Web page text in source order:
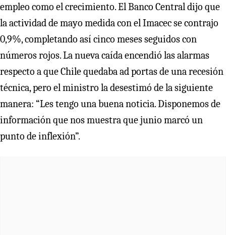
empleo como el crecimiento. El Banco Central dijo que
la actividad de mayo medida con el Imacec se contrajo
0,9%, completando así cinco meses seguidos con
números rojos. La nueva caída encendió las alarmas
respecto a que Chile quedaba ad portas de una recesión
técnica, pero el ministro la desestimó de la siguiente
manera: “Les tengo una buena noticia. Disponemos de
información que nos muestra que junio marcó un
punto de inflexión”.